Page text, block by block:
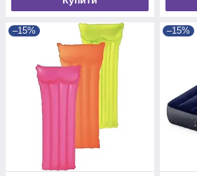
–15% –15%